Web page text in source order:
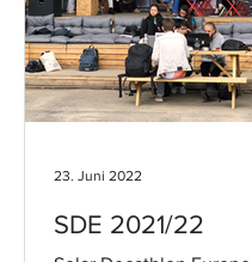
SDE 2021/22
23. Juni 2022